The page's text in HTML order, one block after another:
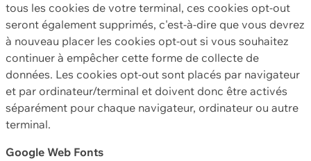
tous les cookies de votre terminal, ces cookies opt-out
seront également supprimés, c'est-à-dire que vous devrez
à nouveau placer les cookies opt-out si vous souhaitez
continuer à empêcher cette forme de collecte de
données. Les cookies opt-out sont placés par navigateur
et par ordinateur/terminal et doivent donc être activés
séparément pour chaque navigateur, ordinateur ou autre
terminal.
Google Web Fonts